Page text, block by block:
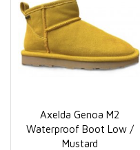
Axelda Genoa M2
Waterproof Boot Low /
Mustard